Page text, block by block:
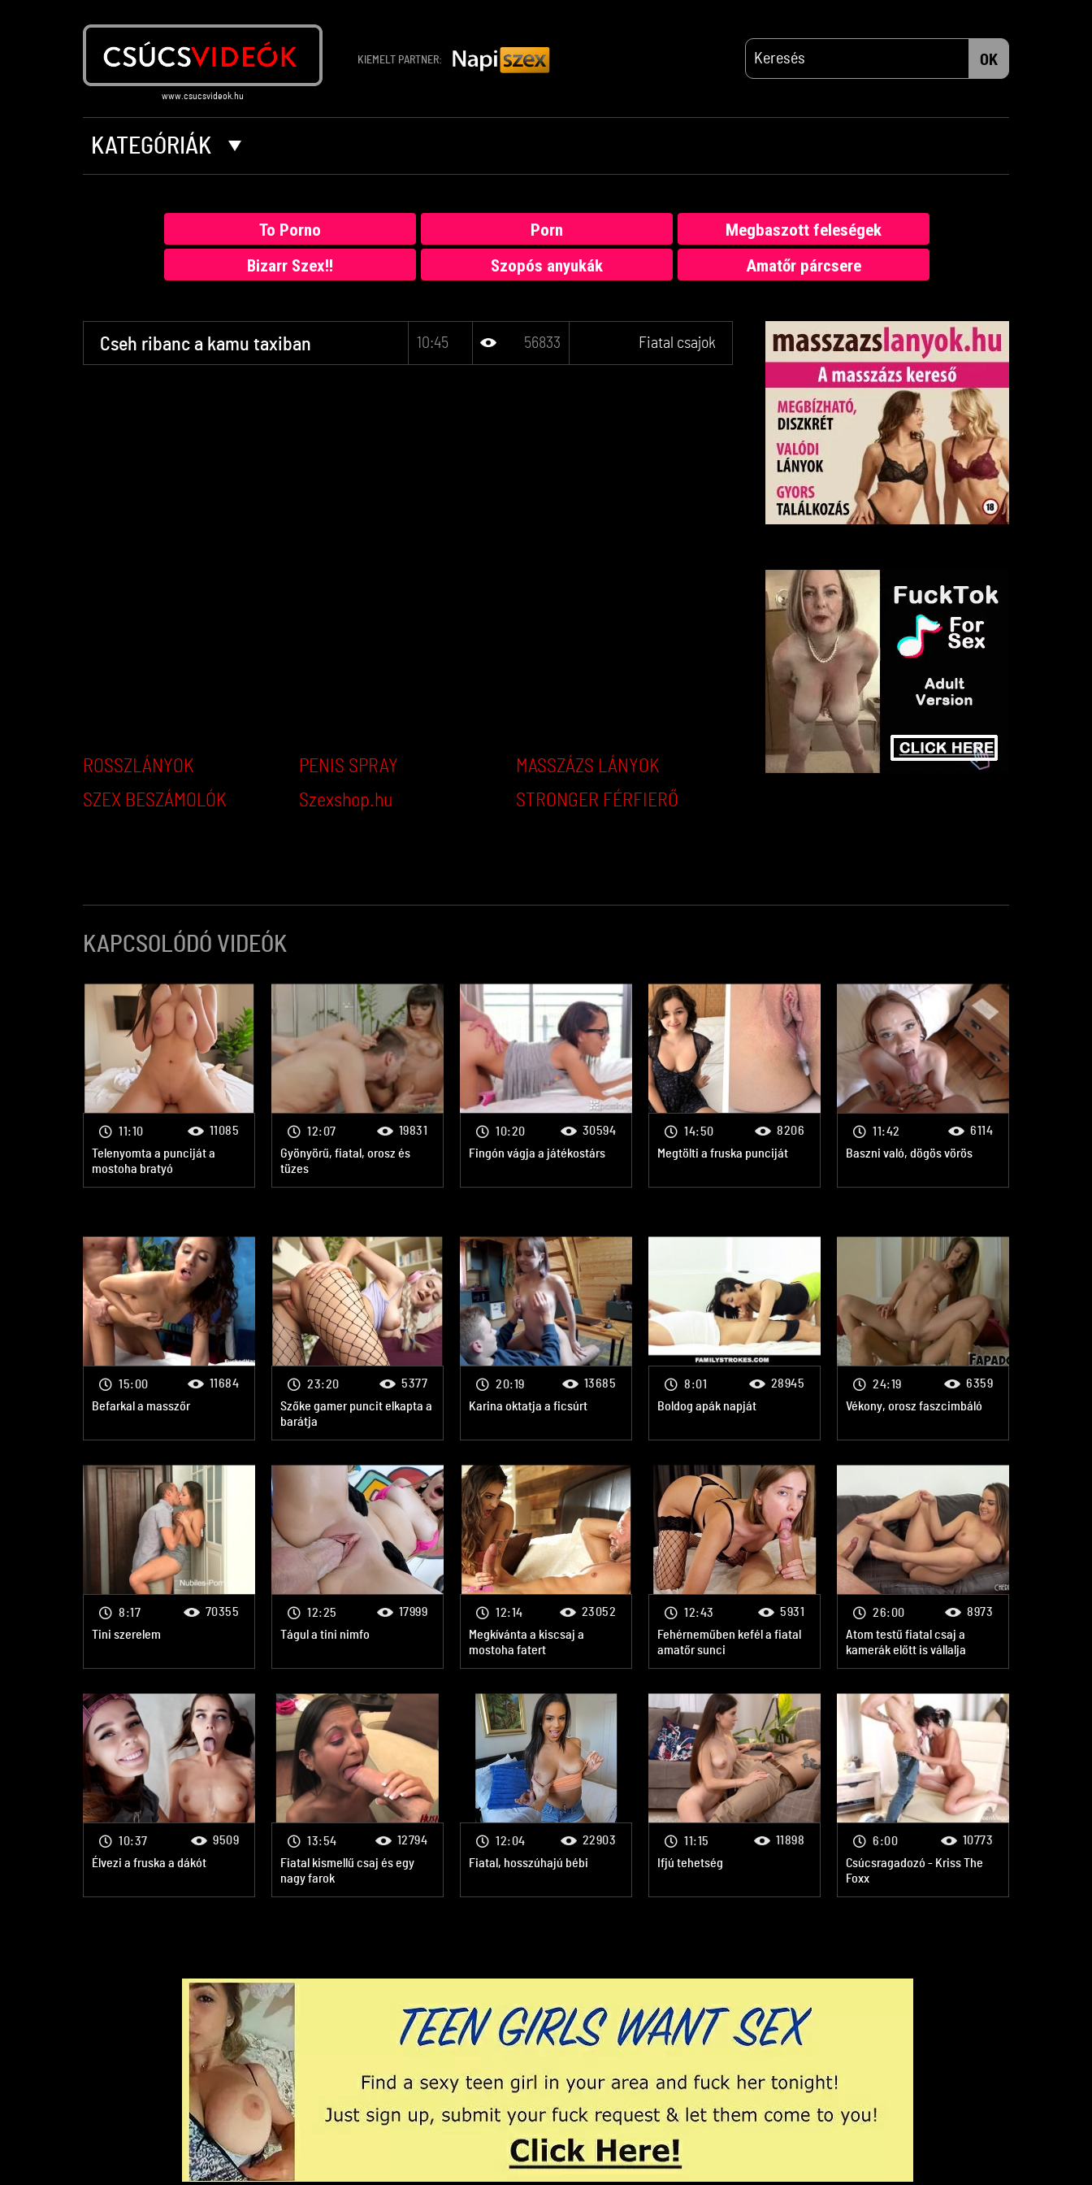
KIEMELT PARTNER:
KATEGÓRIÁK
OK
To Porno Porn
Megbaszott feleségek
Bizarr Szex!!
Szopós anyukák Amatőr párcsere
Cseh ribanc a kamu taxiban 10:45 56833 Fiatal csajok
ROSSZLÁNYOK PENIS SPRAY
MASSZÁZS LÁNYOK
SZEX BESZÁMOLÓK
Szexshop.hu STRONGER FÉRFIERŐ
KAPCSOLÓDÓ VIDEÓK
Telenyomta a punciját a
mostoha bratyó
11:10
11085
Gyönyörű, fiatal, orosz és
tüzes
12:07
19831
Fingón vágja a játékostárs
10:20
30594
Megtölti a fruska punciját
14:50
8206
Baszni való, dögös vörös
11:42 6114
Befarkal a masszőr
15:00
11684
Szőke gamer puncit elkapta a
barátja
23:20
5377
Karina oktatja a ficsúrt
20:19
13685
Boldog apák napját
8:01
28945
Vékony, orosz faszcimbáló
24:19 6359
Tini szerelem
8:17
70355
Tágul a tini nimfo
12:25
17999
Megkívánta a kiscsaj a
mostoha fatert
12:14
23052
Fehérneműben kefél a fiatal
amatőr sunci
12:43
5931
Atom testű fiatal csaj a
kamerák előtt is vállalja
26:00 8973
Élvezi a fruska a dákót
10:37
9509
Fiatal kismellű csaj és egy
nagy farok
13:54
12794
Fiatal, hosszúhajú bébi
12:04
22903
Ifjú tehetség
11:15
11898
Csúcsragadozó - Kriss The
Foxx
6:00 10773